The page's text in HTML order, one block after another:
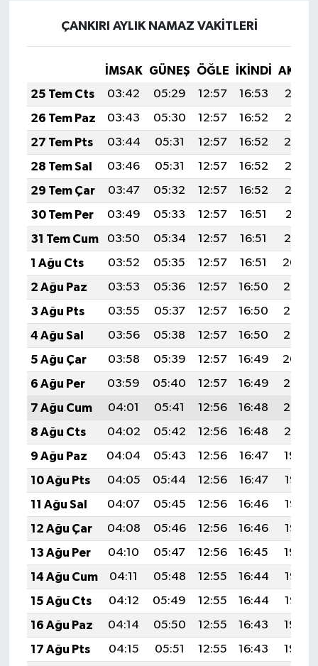
ÇANKIRI AYLIK NAMAZ VAKITLERI
İMSAK GÜNEŞ ÖĞLE İKINDI
25 Tem Cts
03:42 05:29 12:57 16:53
20:15
26 Tem Paz
03:43 05:30 12:57 16:52
20:15
27 Tem Pts
03:44 05:31 12:57 16:52
20:14
28 Tem Sal
03:46 05:31 12:57 16:52
20:13
29 Tem Çar
03:47 05:32 12:57 16:52
20:12
30 Tem Per
03:49 05:33 12:57 16:51
20:11
31 Tem Cum
03:50 05:34 12:57 16:51
20:10
1 Ağu Cts
03:52 05:35 12:57 16:51
20:09
2 Ağu Paz
03:53 05:36 12:57 16:50
20:08
3 Ağu Pts
03:55 05:37 12:57 16:50
20:07
4 Ağu Sal
03:56 05:38 12:57 16:50
20:05
5 Ağu Çar
03:58 05:39 12:57 16:49
20:04
6 Ağu Per
03:59 05:40 12:57 16:49
20:03
7 Ağu Cum
04:01 05:41 12:56 16:48
20:02
8 Ağu Cts
04:02 05:42 12:56 16:48
20:01
9 Ağu Paz
04:04 05:43 12:56 16:47
19:59
10 Ağu Pts
04:05 05:44 12:56 16:47
19:58
11 Ağu Sal
04:07 05:45 12:56 16:46
19:57
12 Ağu Çar
04:08 05:46 12:56 16:46
19:56
13 Ağu Per
04:10 05:47 12:56 16:45
19:54
14 Ağu Cum
04:11 05:48 12:55 16:44
19:53
15 Ağu Cts
04:12 05:49 12:55 16:44
19:52
16 Ağu Paz
04:14 05:50 12:55 16:43
19:50
17 Ağu Pts
04:15 05:51 12:55 16:43
19:49